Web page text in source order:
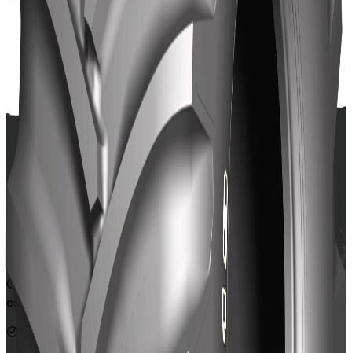
Ver detalhes
Características
O design de banda super larga da seção baixa oferece
estabilidade e tração extremamente boas.